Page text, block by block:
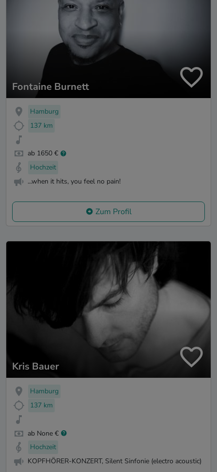
Fontaine Burnett
Hamburg
137 km
ab 1650 €
Hochzeit
...when it hits, you feel no pain!
Zum Profil
Kris Bauer
Hamburg
137 km
ab None €
Hochzeit
KOPFHÖRER-KONZERT, Silent Sinfonie (electro acoustic)